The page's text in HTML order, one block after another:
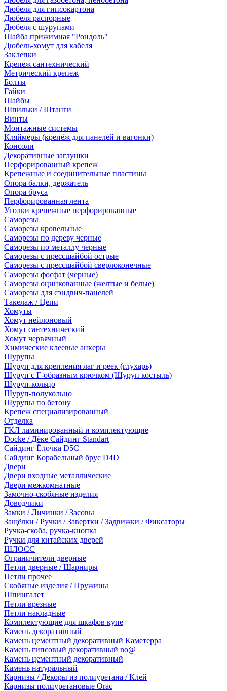
Дюбеля для гипсокартона
Дюбеля распорные
Дюбеля с шурупами
Шайба прижимная "Рондоль"
Дюбель-хомут для кабеля
Заклепки
Крепеж сантехнический
Метрический крепеж
Болты
Гайки
Шайбы
Шпильки / Штанги
Винты
Монтажные системы
Кляймеры (крепёж для панелей и вагонки)
Консоли
Декоративные заглушки
Перфорированный крепеж
Крепежные и соединительные пластины
Опора балки, держатель
Опора бруса
Перфорированная лента
Уголки крепежные перфорированные
Саморезы
Саморезы кровельные
Саморезы по дереву черные
Саморезы по металлу черные
Саморезы с прессшайбой острые
Саморезы с прессшайбой сверлоконечные
Саморезы фосфат (черные)
Саморезы оцинкованные (желтые и белые)
Саморезы для сэндвич-панелей
Такелаж / Цепи
Хомуты
Хомут нейлоновый
Хомут сантехнический
Хомут червячный
Химические клеевые анкеры
Шурупы
Шуруп для крепления лаг и реек (глухарь)
Шуруп с Г-образным крючком (Шуруп костыль)
Шуруп-кольцо
Шуруп-полукольцо
Шурупы по бетону
Крепеж специализированный
Отделка
ГКЛ ламинированный и комплектующие
Docke / Дёке Сайдинг Standart
Сайдинг Ёлочка D5C
Сайдинг Корабельный брус D4D
Двери
Двери входные металлические
Двери межкомнатные
Замочно-скобяные изделия
Доводчики
Замки / Личинки / Засовы
Защёлки / Ручки / Завертки / Задвижки / Фиксаторы
Ручка-скоба, ручка-кнопка
Ручки для китайских дверей
ШЛОСС
Ограничители дверные
Петли дверные / Шарниры
Петли прочее
Скобяные изделия / Пружины
Шпингалет
Петли врезные
Петли накладные
Комплектующие для шкафов купе
Камень декоративный
Камень цементный декоративный Каметерра
Камень гипсовый декоративный no@
Камень цементный декоративный
Камень натуральный
Карнизы / Декоры из полиуретана / Клей
Карнизы полиуретановые Orac